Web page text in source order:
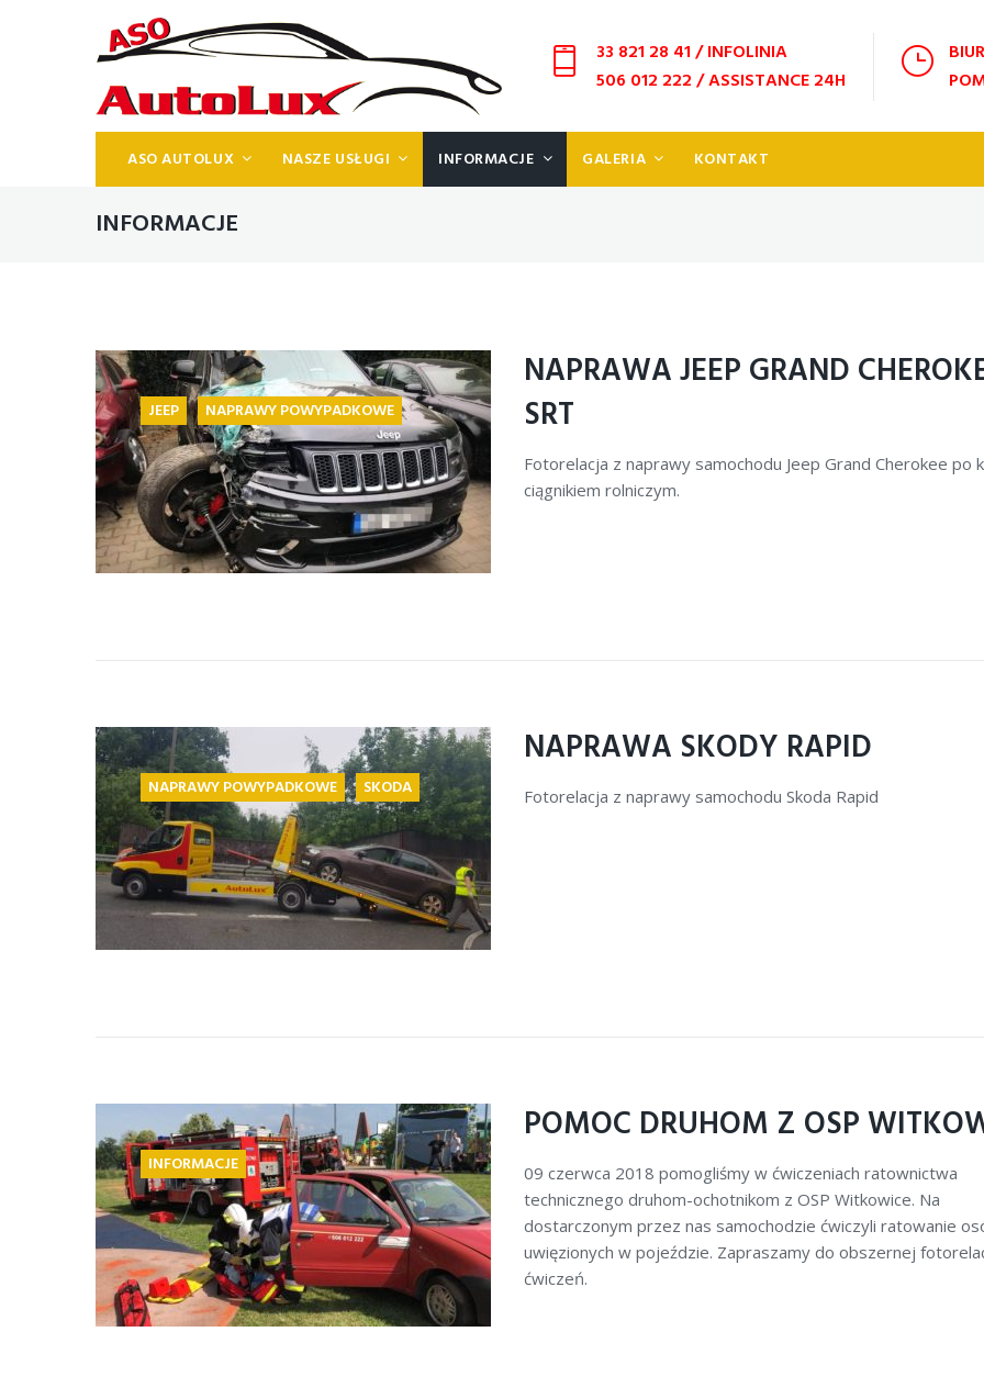
33 821 28 41/ INFOLINIA
506 012 222/ ASSISTANCE 24H
ASO AUTOLUX NASZE USŁUGI INFORMACJE GALERIA KONTAKT
INFORMACJE
JEEP NAPRAWY POWYPADKOWE
NAPRAWA JEEP GRAND
SRT
Fotorelacja z naprawy samochodu Jeep Grand Cherokee po
ciągnikiem rolniczym.
NAPRAWY POWYPADKOWE SKODA
NAPRAWA SKODY RAPID
Fotorelacja z naprawy samochodu Skoda Rapid
INFORMACJE
POMOC DRUHOM Z OSP
09 czerwca 2018 pomogliśmy w ćwiczeniach ratownictwa
technicznego druhom-ochotnikom z OSP Witkowice. Na
dostarczonym przez nas samochodzie ćwiczyli ratowanie
uwięzionych w pojeździe. Zapraszamy do obszernej
ćwiczeń.